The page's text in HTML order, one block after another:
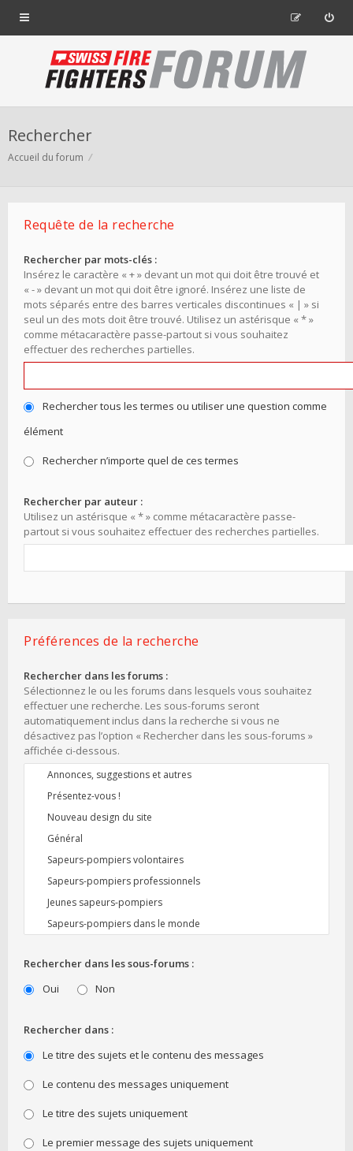
Rechercher
Accueil du forum
Requête de la recherche
Rechercher par mots-clés :
Insérez le caractère « + » devant un mot qui doit être trouvé et
« - » devant un mot qui doit être ignoré. Insérez une liste de
mots séparés entre des barres verticales discontinues « | » si
seul un des mots doit être trouvé. Utilisez un astérisque « * »
comme métacaractère passe-partout si vous souhaitez
effectuer des recherches partielles.
Rechercher tous les termes ou utiliser une question comme
élément
Rechercher n’importe quel de ces termes
Rechercher par auteur :
Utilisez un astérisque « * » comme métacaractère passe-
partout si vous souhaitez effectuer des recherches partielles.
Préférences de la recherche
Rechercher dans les forums :
Sélectionnez le ou les forums dans lesquels vous souhaitez
effectuer une recherche. Les sous-forums seront
automatiquement inclus dans la recherche si vous ne
désactivez pas l’option « Rechercher dans les sous-forums »
affichée ci-dessous.
Rechercher dans les sous-forums :
Oui
Non
Rechercher dans :
Le titre des sujets et le contenu des messages
Le contenu des messages uniquement
Le titre des sujets uniquement
Le premier message des sujets uniquement